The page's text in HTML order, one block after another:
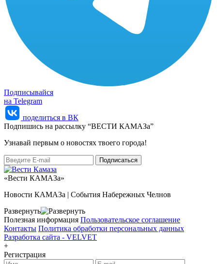
Подписывайся
на Telegram
поделиться в ВК
Подпишись на рассылку “ВЕСТИ КАМАЗа”
Узнaвай первым о новостях твоего города!
«Вести КАМАЗа»
Новости КАМАЗа | События Набережных Челнов
Развернуть
Полезная информация Пользовательское соглашение
Контакты Политика обработки персональных данных
Разработка сайта - VELVET
+
Регистрация